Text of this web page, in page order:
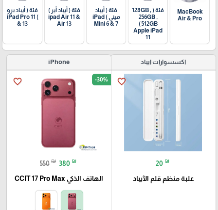
MacBook
فئة ( 128GB ,
256GB ,
512GB )
Apple iPad
11
فئة ( أيباد
ميني ) iPad
فئة ( أيباد أير )
ipad Air 11 &
فئة ( أيباد برو
) iPad Pro 11
اكسسوارات ايباد
favorite_border
20
علبة منظم قلم الآيباد
favorite_border -30%
550 380
الهاتف الذكي CCIT 17 Pro Max